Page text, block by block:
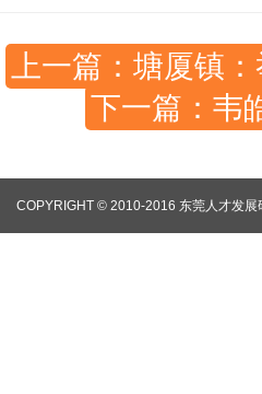
上一篇：塘厦镇
下一篇：韦
COPYRIGHT © 2010-2016 东莞人才发